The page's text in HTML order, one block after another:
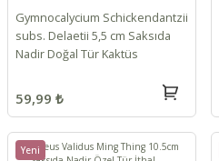
Gymnocalycium Schickendantzii
subs. Delaetii 5,5 cm Saksıda
Nadir Doğal Tür Kaktüs
59,99 ₺
Yeni